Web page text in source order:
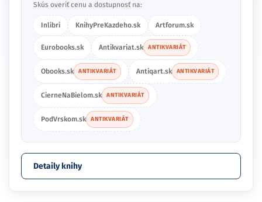
Skús overiť cenu a dostupnosť na:
Inlibri KnihyPreKazdeho.sk Artforum.sk
Eurobooks.sk Antikvariat.sk ANTIKVARIÁT
Obooks.sk ANTIKVARIÁT Antiqart.sk ANTIKVARIÁT
CierneNaBielom.sk ANTIKVARIÁT
PodVrskom.sk ANTIKVARIÁT
Detaily knihy